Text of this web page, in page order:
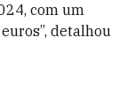
com um
detalhou